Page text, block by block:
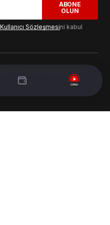
ABONE
OLUN
Kullanıcı Sözleşmesini kabul
- Tasarım & Geliştirme :